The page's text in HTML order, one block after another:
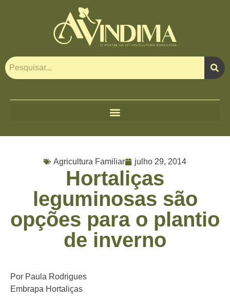
Agricultura Familiar julho 29, 2014
Hortaliças
leguminosas são
opções para o plantio
de inverno
Por Paula Rodrigues
Embrapa Hortaliças